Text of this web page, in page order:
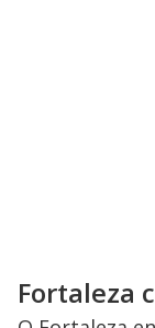
Fortaleza